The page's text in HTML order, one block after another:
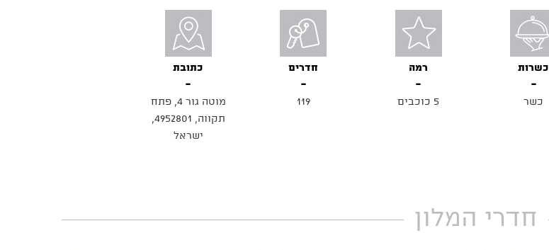
כשרות
כשר
רמה
5 כוכבים
חדרים
119
כתובת
מוטה גור 4, פתח
תקווה, 4952801,
ישראל
חדרי המלון